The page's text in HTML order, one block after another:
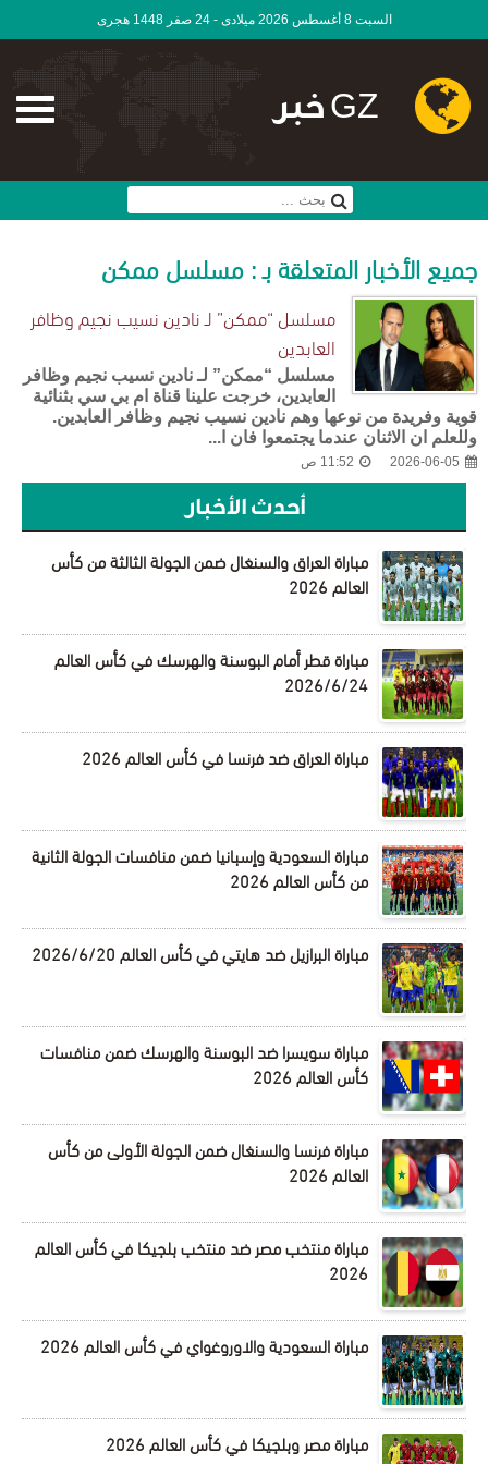
السبت 8 أغسطس 2026 ميلادى - 24 صفر 1448 هجرى
GZ خبر
جميع الأخبار المتعلقة بـ : مسلسل ممكن
مسلسل “ممكن” لـ نادين نسيب نجيم وظافر
العابدين
مسلسل “ممكن” لـ نادين نسيب نجيم وظافر
العابدين، خرجت علينا قناة ام بي سي بثنائية
قوية وفريدة من نوعها وهم نادين نسيب نجيم وظافر العابدين.
وللعلم ان الاثنان عندما يجتمعوا فان ا...
2026-06-05 11:52 ص
أحدث الأخبار
مباراة العراق والسنغال ضمن الجولة الثالثة من كأس
العالم 2026
مباراة قطر أمام البوسنة والهرسك في كأس العالم
2026/6/24
مباراة العراق ضد فرنسا في كأس العالم 2026
مباراة السعودية وإسبانيا ضمن منافسات الجولة الثانية
من كأس العالم 2026
مباراة البرازيل ضد هايتي في كأس العالم 2026/6/20
مباراة سويسرا ضد البوسنة والهرسك ضمن منافسات
كأس العالم 2026
مباراة فرنسا والسنغال ضمن الجولة الأولى من كأس
العالم 2026
مباراة منتخب مصر ضد منتخب بلجيكا في كأس العالم
2026
مباراة السعودية والاوروغواي في كأس العالم 2026
مباراة مصر وبلجيكا في كأس العالم 2026